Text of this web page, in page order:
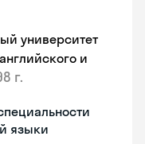
университет
и
г.
языки